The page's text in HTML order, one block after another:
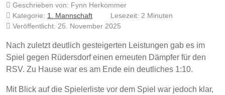
Geschrieben von: Fynn Herkommer
Kategorie: 1. Mannschaft
Lesezeit: 2 Minuten
Veröffentlicht: 25. November 2025
Nach zuletzt deutlich gesteigerten Leistungen gab es im
Spiel gegen Rüdersdorf einen erneuten Dämpfer für den
RSV. Zu Hause war es am Ende ein deutliches 1:10.
Mit Blick auf die Spielerliste vor dem Spiel war jedoch klar,